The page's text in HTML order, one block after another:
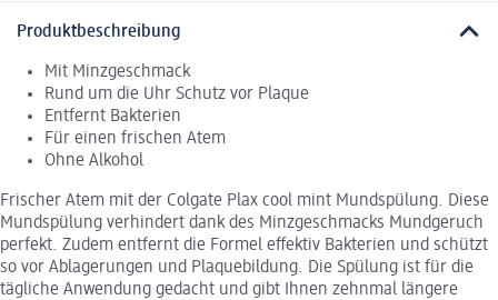
Produktbeschreibung
Mit Minzgeschmack
Rund um die Uhr Schutz vor Plaque
Entfernt Bakterien
Für einen frischen Atem
Ohne Alkohol
Frischer Atem mit der Colgate Plax cool mint Mundspülung. Diese
Mundspülung verhindert dank des Minzgeschmacks Mundgeruch
perfekt. Zudem entfernt die Formel effektiv Bakterien und schützt
so vor Ablagerungen und Plaquebildung. Die Spülung ist für die
tägliche Anwendung gedacht und gibt Ihnen zehnmal längere